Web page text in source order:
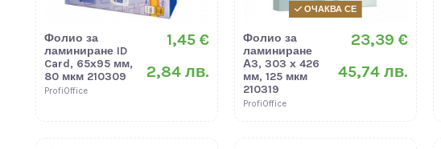
Фолио за
ламиниране ID
Card, 65х95 мм,
80 мкм 210309
ProfiOffice
1,45 €
2,84 лв.
ОЧАКВА СЕ
Фолио за
ламиниране
А3, 303 х 426
мм, 125 мкм
210319
ProfiOffice
23,39 €
45,74 лв.